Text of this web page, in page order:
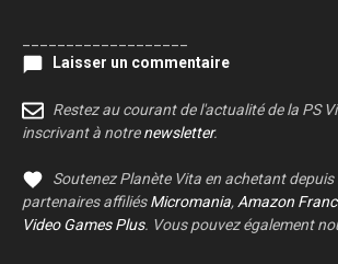
Laisser un commentaire
Restez au courant de l'actualité de la PS
inscrivant à notrenewsletter.
Soutenez Planète Vita en achetant depuis
partenaires affiliésMicromania,Amazon
Video Games Plus. Vous pouvez également